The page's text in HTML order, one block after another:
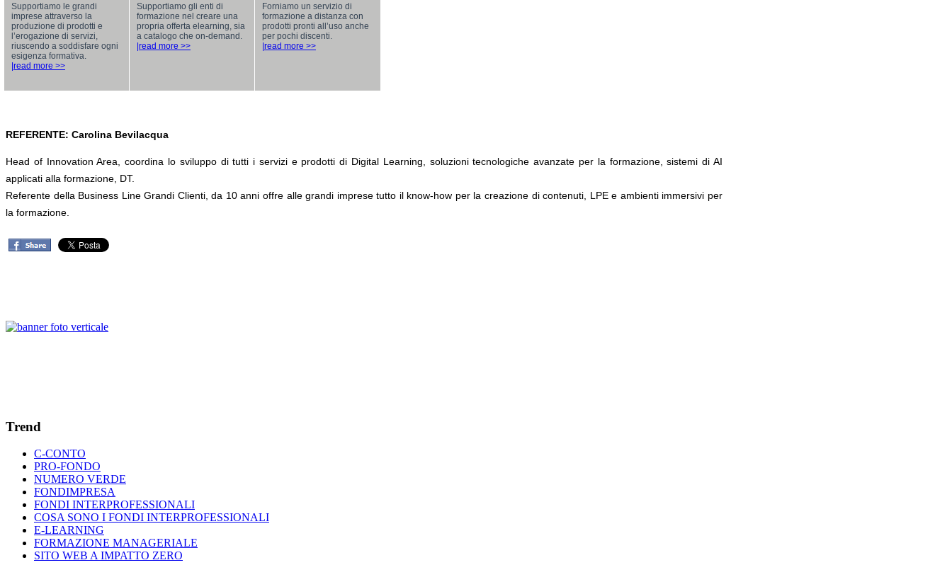
Supportiamo le grandi
imprese attraverso la
produzione di prodotti e
l’erogazione di servizi,
riuscendo a soddisfare ogni
esigenza formativa.
|read more >>
Supportiamo gli enti di
formazione nel creare una
propria offerta elearning, sia
a catalogo che on-demand.
|read more >>
Forniamo un servizio di
formazione a distanza con
prodotti pronti all’uso anche
per pochi discenti.
|read more >>
REFERENTE: Carolina Bevilacqua
Head of Innovation Area, coordina lo sviluppo di tutti i servizi e prodotti di Digital Learning, soluzioni tecnologiche avanzate per la formazione, sistemi di AI
applicati alla formazione, DT.
Referente della Business Line Grandi Clienti, da 10 anni offre alle grandi imprese tutto il know-how per la creazione di contenuti, LPE e ambienti immersivi per
la formazione.
Trend
C-CONTO
PRO-FONDO
NUMERO VERDE
FONDIMPRESA
FONDI INTERPROFESSIONALI
COSA SONO I FONDI INTERPROFESSIONALI
E-LEARNING
FORMAZIONE MANAGERIALE
SITO WEB A IMPATTO ZERO